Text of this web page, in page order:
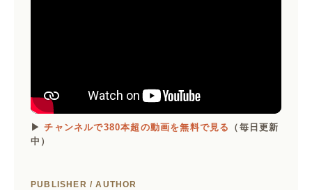
▶チャンネルで380本超の動画を無料で見る
（毎日更新
中）
PUBLISHER / AUTHOR